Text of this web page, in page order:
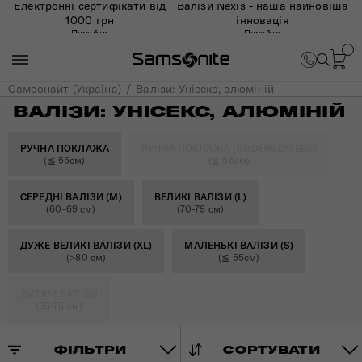
Електронні сертифікати від
1000 грн
Перейти
Валізи Nexis - наша найновіша
інновація
Перейти
Самсонайт (Україна) Валізи: Унісекс, алюміній
ВАЛІЗИ: УНІСЕКС, АЛЮМІНІЙ
РУЧНА ПОКЛАЖА
(≦ 55см)
СЕРЕДНІ ВАЛІЗИ (M)
(60-69 см)
ВЕЛИКІ ВАЛІЗИ (L)
(70-79 см)
ДУЖЕ ВЕЛИКІ ВАЛІЗИ (XL)
(>80 см)
МАЛЕНЬКІ ВАЛІЗИ (S)
(≦ 55см)
ФІЛЬТРИ СОРТУВАТИ